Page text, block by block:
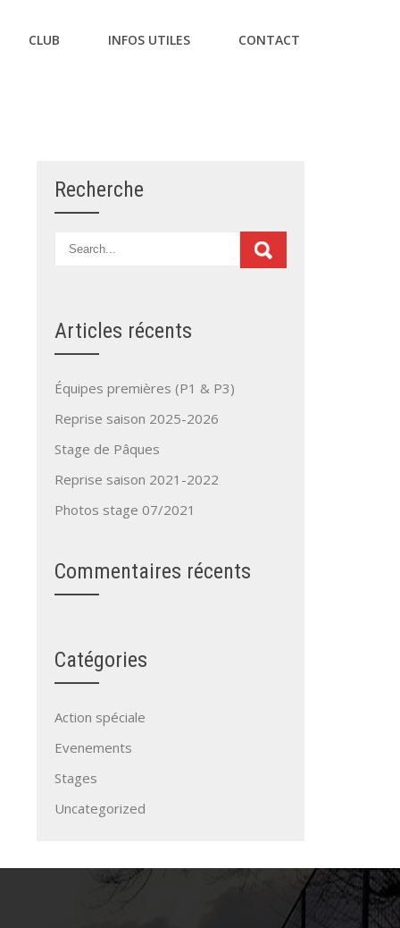
CLUB INFOS UTILES CONTACT
Recherche
Articles récents
Équipes premières (P1 & P3)
Reprise saison 2025-2026
Stage de Pâques
Reprise saison 2021-2022
Photos stage 07/2021
Commentaires récents
Catégories
Action spéciale
Evenements
Stages
Uncategorized